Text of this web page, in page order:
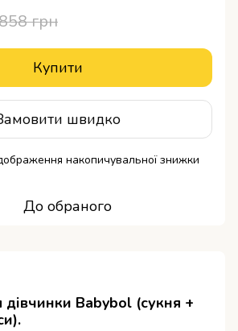
грн
Купити
швидко
накопичувальної знижки
До обраного
Babybol (сукня +